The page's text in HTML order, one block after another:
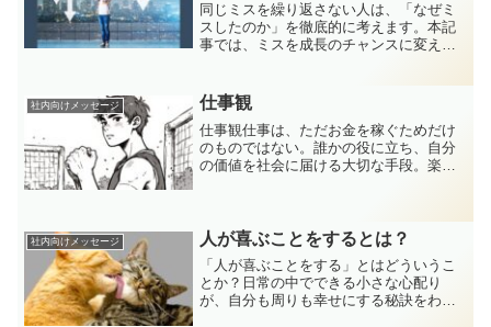
同じミスを繰り返さない人は、「なぜミ
スしたのか」を徹底的に考えます。本記
事では、ミスを成長のチャンスに変える
のポイントを学びましょう！
社内向けメッセージ 仕事観
仕事観仕事は、ただお金を稼ぐためだけ
のものではない。誰かの役に立ち、自分
の価値を社会に届ける大切な手段。楽な
っていく。しょうもないと...
社内向けメッセージ 人が喜ぶことをするとは？
「人が喜ぶことをする」とはどういうこ
とか？日常の中でできる小さな心配り
が、自分も周りも幸せにする秘訣をわか